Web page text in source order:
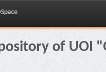
of UOI